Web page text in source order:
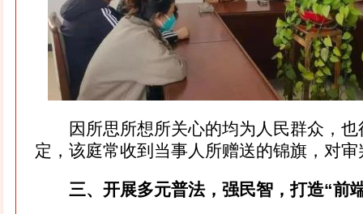
因所思所想所关心的均为人民群众，也
定，该庭常收到当事人所赠送的锦旗，对
三、开展多元普法，强民智，打造“前